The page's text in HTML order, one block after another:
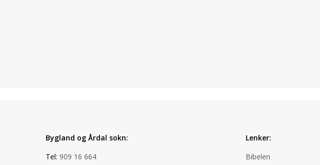
Bygland og Årdal sokn:
Tel: 909 16 664
Lenker:
Bibelen